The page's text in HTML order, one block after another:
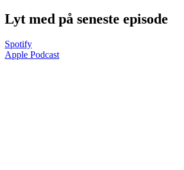
Lyt med på seneste episode
Spotify
Apple Podcast